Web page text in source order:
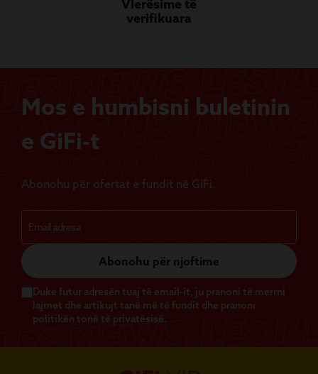
Vlerësime të
verifikuara
Mos e humbisni buletinin
e GiFi-t
Abonohu për ofertat e fundit në GiFi.
Abonohu për njoftime
Duke futur adresën tuaj të email-it, ju pranoni të merrni
lajmet dhe artikujt tanë më të fundit dhe pranoni
politikën tonë të privatësisë.